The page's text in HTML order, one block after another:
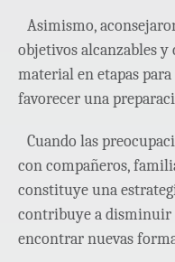
Asimismo,
objetivos alcanzables
material en etapas
favorecer una
Cuando las
con compañeros,
constituye una
contribuye a disminuir
encontrar nuevas